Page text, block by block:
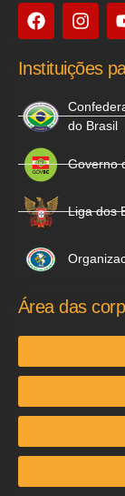
Instituições
do Brasil
Governo
Liga dos
Área das